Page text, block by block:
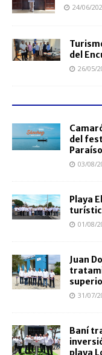
24/06/
del
26/05/
del
Paraíso
03/08/
Playa
01/08/
Juan
31/07/
Baní